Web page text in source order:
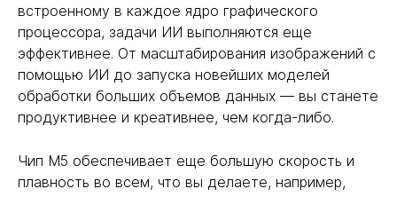
встроенному в каждое ядро графического
процессора, задачи ИИ выполняются еще
эффективнее. От масштабирования изображений с
помощью ИИ до запуска новейших моделей
обработки больших объемов данных — вы станете
продуктивнее и креативнее, чем когда-либо.
Чип M5 обеспечивает еще большую скорость и
плавность во всем, что вы делаете, например,